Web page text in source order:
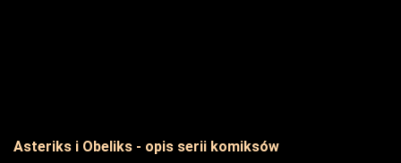
Asteriks i Obeliks - opis serii komiksów